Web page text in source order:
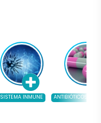
SISTEMA INMUNE ANTIBIÓTICOS